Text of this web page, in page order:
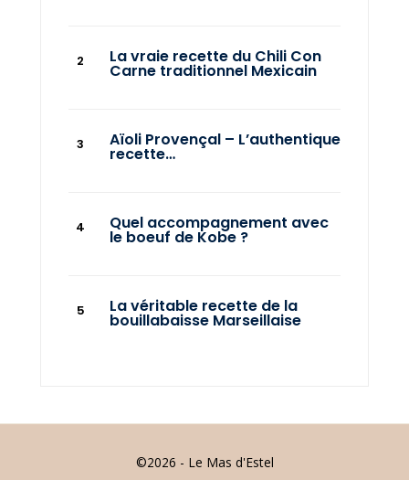
La vraie recette du Chili Con
Carne traditionnel Mexicain
Aïoli Provençal – L’authentique
recette…
Quel accompagnement avec
le boeuf de Kobe ?
La véritable recette de la
bouillabaisse Marseillaise
©2026 - Le Mas d'Estel